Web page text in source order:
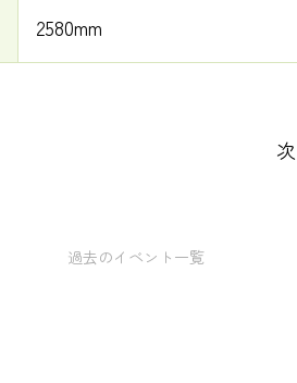
2580mm
過去のイベント一覧